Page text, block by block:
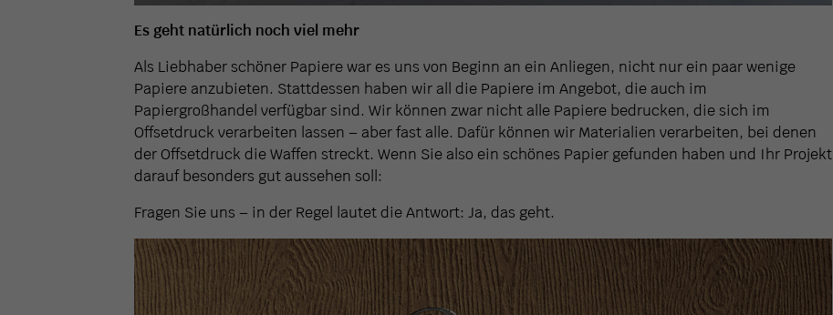
Es geht natürlich noch viel mehr
Als Liebhaber schöner Papiere war es uns von Beginn an ein Anliegen, nicht nur ein paar wenige
Papiere anzubieten. Stattdessen haben wir all die Papiere im Angebot, die auch im
Papiergroßhandel verfügbar sind. Wir können zwar nicht alle Papiere bedrucken, die sich im
Offsetdruck verarbeiten lassen – aber fast alle. Dafür können wir Materialien verarbeiten, bei denen
der Offsetdruck die Waffen streckt. Wenn Sie also ein schönes Papier gefunden haben und Ihr Projekt
darauf besonders gut aussehen soll:
Fragen Sie uns – in der Regel lautet die Antwort: Ja, das geht.